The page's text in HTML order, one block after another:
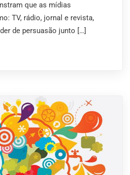
que as mídias
TV, rádio, jornal e revista,
de persuasão junto […]